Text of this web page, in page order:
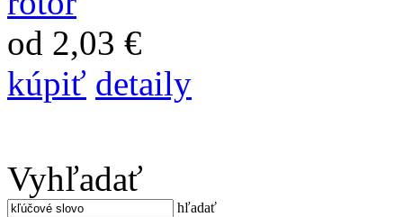
od 2,03 €
kúpiť detaily
Vyhľadať
hľadať